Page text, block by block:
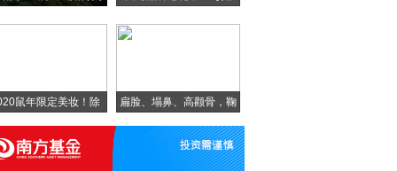
鼠年限定美妆！除
扁脸、塌鼻、高颧骨，鞠
婧